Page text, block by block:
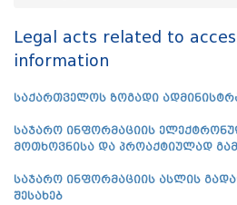
Legal acts related to
information
საქართველოს ზოგადი
საჯარო ინფორმაციის
მოთხოვნისა და პროაქტიულად
საჯარო ინფორმაციის ასლის
შესახებ